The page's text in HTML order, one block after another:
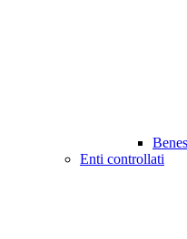
Enti controllati